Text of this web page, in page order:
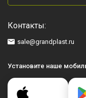
Контакты:
sale@grandplast.ru
Установите наше